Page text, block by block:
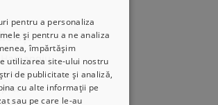
pentru a personaliza
și pentru a ne analiza
împărtășim
utilizarea site-ului nostru
de publicitate și analiză,
cu alte informații pe
sau pe care le-au
online